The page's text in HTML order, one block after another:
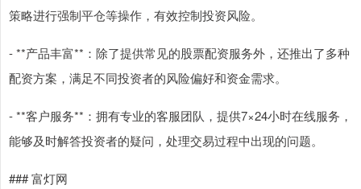
策略进行强制平仓等操作，有效控制投资风险。
- **产品丰富**：除了提供常见的股票配资服务外，还推出了多种
配资方案，满足不同投资者的风险偏好和资金需求。
- **客户服务**：拥有专业的客服团队，提供7×24小时在线服务，
能够及时解答投资者的疑问，处理交易过程中出现的问题。
### 富灯网